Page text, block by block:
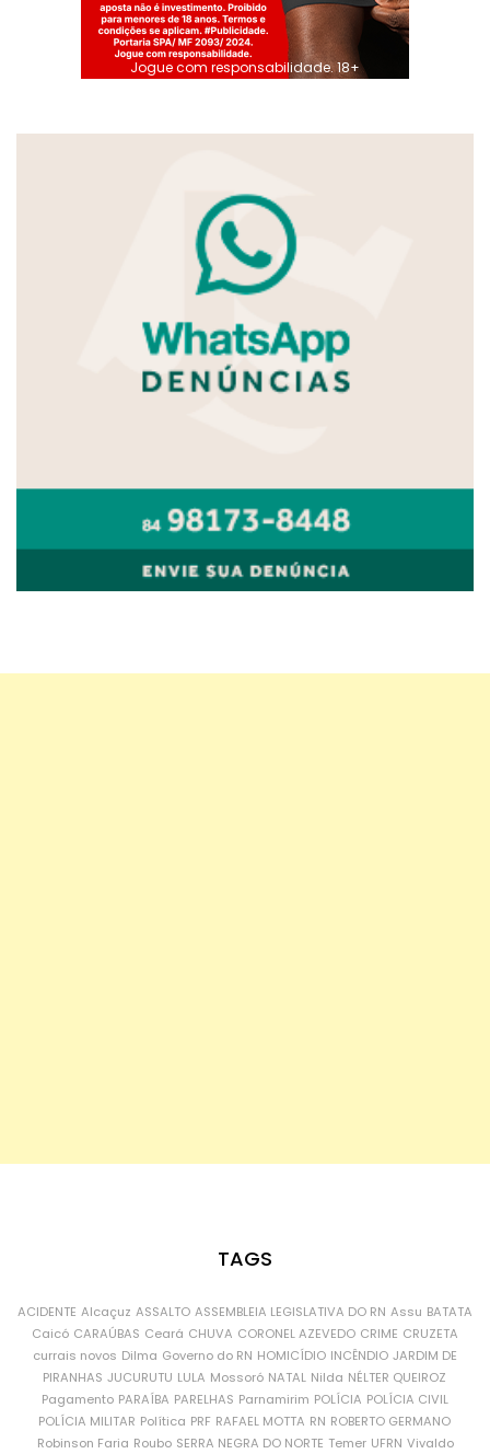
Jogue com responsabilidade. 18+
TAGS
ACIDENTE Alcaçuz ASSALTO ASSEMBLEIA LEGISLATIVA DO RN Assu BATATA
Caicó CARAÚBAS Ceará CHUVA CORONEL AZEVEDO CRIME CRUZETA
currais novos Dilma Governo do RN HOMICÍDIO INCÊNDIO JARDIM DE
PIRANHAS JUCURUTU LULA Mossoró NATAL Nilda NÉLTER QUEIROZ
Pagamento PARAÍBA PARELHAS Parnamirim POLÍCIA POLÍCIA CIVIL
POLÍCIA MILITAR Política PRF RAFAEL MOTTA RN ROBERTO GERMANO
Robinson Faria Roubo SERRA NEGRA DO NORTE Temer UFRN Vivaldo